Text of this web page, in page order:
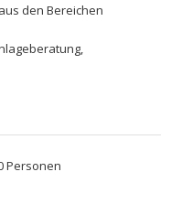
den Bereichen
Personen